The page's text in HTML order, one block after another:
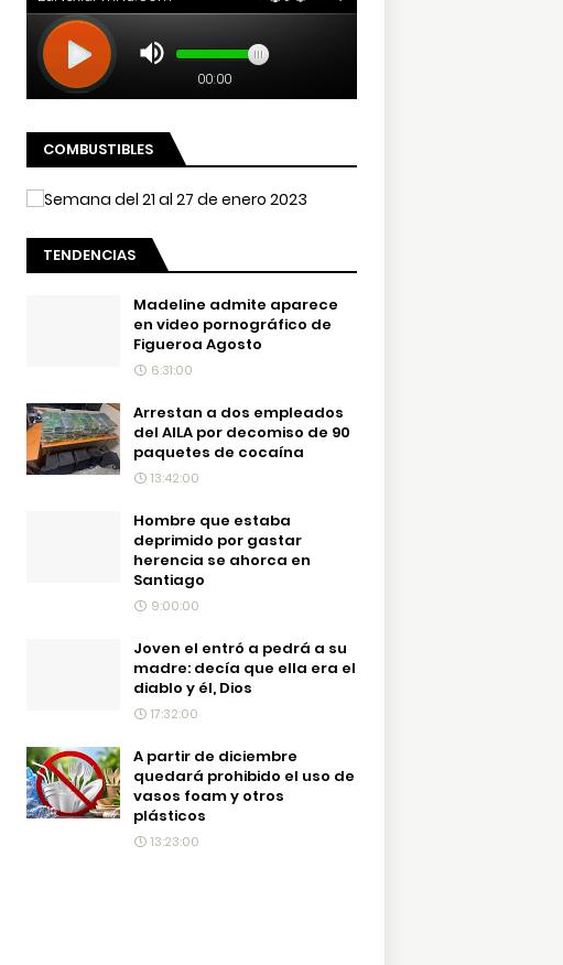
COMBUSTIBLES
TENDENCIAS
Madeline admite aparece
en video pornográfico de
Figueroa Agosto
6:31:00
Arrestan a dos empleados
del AILA por decomiso de 90
paquetes de cocaína
13:42:00
Hombre que estaba
deprimido por gastar
herencia se ahorca en
Santiago
9:00:00
Joven el entró a pedrá a su
madre: decía que ella era el
diablo y él, Dios
17:32:00
A partir de diciembre
quedará prohibido el uso de
vasos foam y otros
plásticos
13:23:00